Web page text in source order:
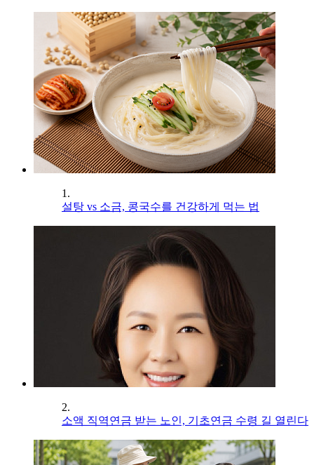
1.
설탕 vs 소금, 콩국수를 건강하게 먹는 법
2.
소액 직역연금 받는 노인, 기초연금 수령 길 열린다